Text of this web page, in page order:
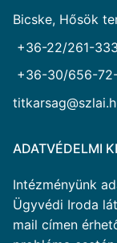
Bicske, Hősök
+36-22/261-333
+36-30/656-
ADATVÉDELMI
Intézményünk
Ügyvédi Iroda
mail címen